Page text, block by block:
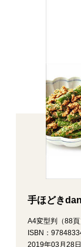
手ほどき
A4変型判（88頁
ISBN：
2019年03月28